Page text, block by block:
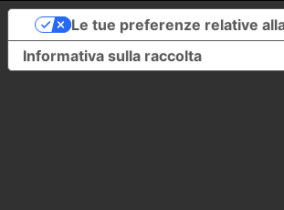
Informativa sulla raccolta
Le tue preferenze relative